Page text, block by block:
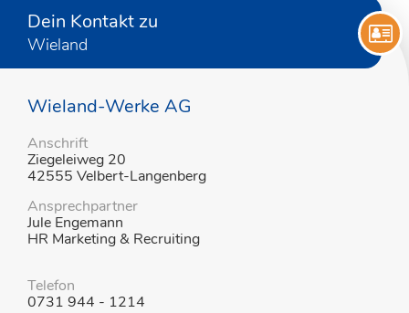
Dein Kontakt zu
Wieland
Wieland-Werke AG
Anschrift
Ziegeleiweg 20
42555 Velbert-Langenberg
Ansprechpartner
Jule Engemann
HR Marketing & Recruiting
Telefon
0731 944 - 1214